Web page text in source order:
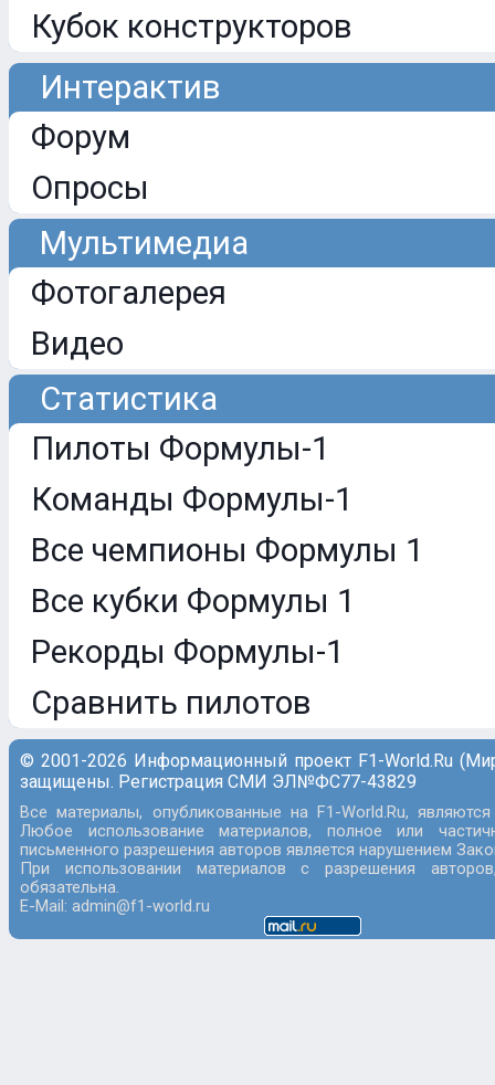
Кубок конструкторов
Интерактив
Форум
Опросы
Мультимедиа
Фотогалерея
Видео
Статистика
Пилоты Формулы-1
Команды Формулы-1
Все чемпионы Формулы 1
Все кубки Формулы 1
Рекорды Формулы-1
Сравнить пилотов
© 2001-2026 Информационный проект F1-World.Ru
защищены. Регистрация СМИ ЭЛ№ФС77-43829
Все материалы, опубликованные на F1-World.Ru,
Любое использование материалов, полное или
письменного разрешения авторов является нарушением
При использовании материалов с разрешения
обязательна.
E-Mail: admin@f1-world.ru